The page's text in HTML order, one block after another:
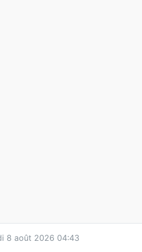
8 août 2026 04:43